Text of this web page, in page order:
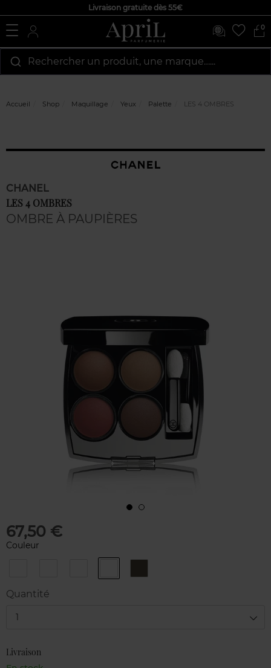
Livraison gratuite dès 55€
0
Rechercher un produit, une marque…...
Accueil Shop Maquillage Yeux Palette LES 4 OMBRES
CHANEL
LES 4 OMBRES
OMBRE À PAUPIÈRES
67,50 €
Couleur
Camélia
Tissé Candeur
Quantité
1
Livraison